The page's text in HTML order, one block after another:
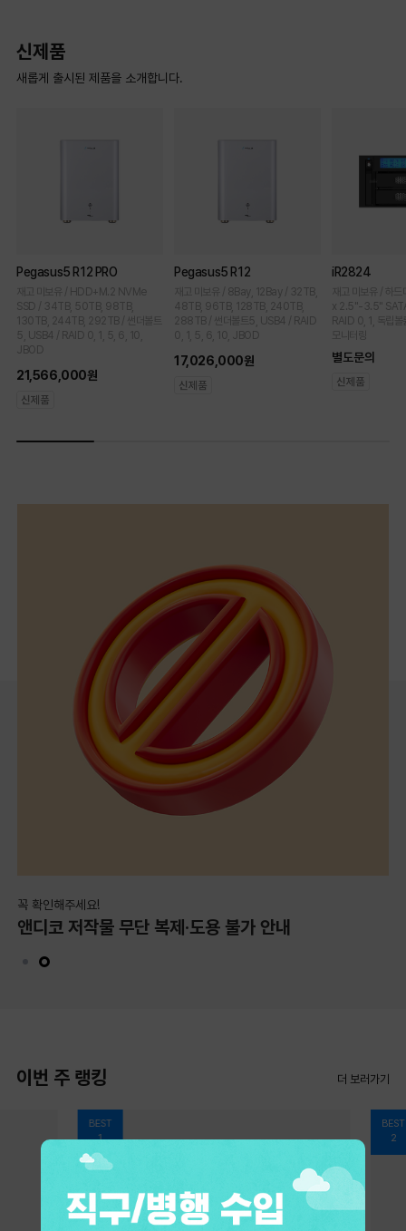
신제품
새롭게 출시된 제품을 소개합니다.
Pegasus5 R12 PRO
재고 미보유 / HDD+M.2 NVMe
SSD / 34TB, 50TB, 98TB,
130TB, 244TB, 292TB / 썬더볼트
5, USB4 / RAID 0, 1, 5, 6, 10,
JBOD
21,566,000원
Pegasus5 R12
재고 미보유 / 8Bay, 12Bay / 32TB,
48TB, 96TB, 128TB, 240TB,
288TB / 썬더볼트5, USB4 / RAID
0, 1, 5, 6, 10, JBOD
17,026,000원
iR2824
재고 미보유 / 하
x 2.5"-3.5"
RAID 0, 1, 독립
모니터링
별도문의
꼭 확인해주세요!
앤디코 저작물 무단 복제·도용 불가 안내
이번 주 랭킹 더 보러가기
BEST
1
BEST
2